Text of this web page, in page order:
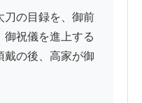
刀の目録を、御前
御祝儀を進上する
戴の後、高家が御